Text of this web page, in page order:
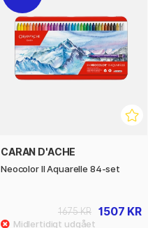
CARAN D'ACHE
Neocolor II Aquarelle 84-set
1507 KR
1675 KR